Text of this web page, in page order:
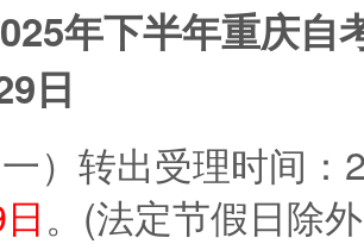
年下半年重庆自
日
一）转出受理时间
。(法定节假日除